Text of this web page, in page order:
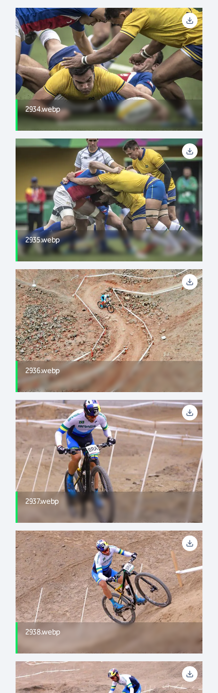
2934.webp
2935.webp
2936.webp
2937.webp
2938.webp